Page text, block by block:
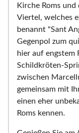
Kirche Roms
Viertel, welches
benannt "Sant
Gegenpol zum
hier auf engstem
Schildkröten-
zwischen
gemeinsam mit
einen eher
Roms kennen.